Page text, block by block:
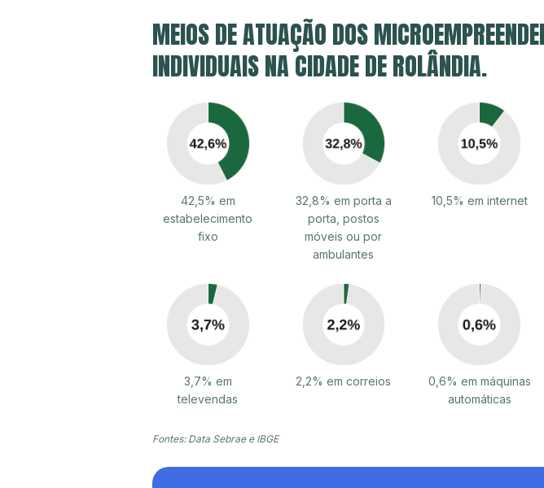
MEIOS DE ATUAÇÃO DOS
INDIVIDUAIS NA CIDADE DE ROLÂNDIA.
42,5% em
estabelecimento
fixo
32,8% em porta a
porta, postos
móveis ou por
ambulantes
10,5% em internet
3,7% em
televendas
2,2% em correios
0,6% em máquinas
automáticas
Fontes: Data Sebrae e IBGE